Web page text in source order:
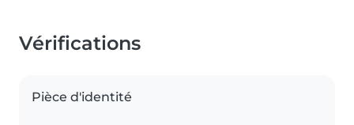
Vérifications
Pièce d'identité